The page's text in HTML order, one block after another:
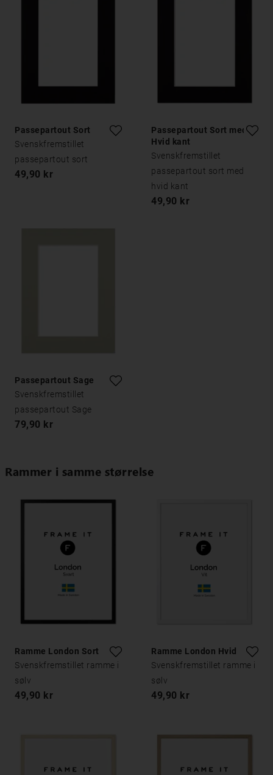
Passepartout Sort
Svenskfremstillet
passepartout sort
49,90 kr
Passepartout Sort med
Hvid kant
Svenskfremstillet
passepartout sort med
hvid kant
49,90 kr
Passepartout Sage
Svenskfremstillet
passepartout Sage
79,90 kr
Rammer i samme størrelse
Ramme London Sort
Svenskfremstillet ramme i
sølv
49,90 kr
Ramme London Hvid
Svenskfremstillet ramme i
sølv
49,90 kr